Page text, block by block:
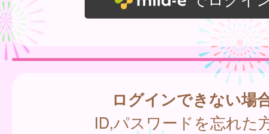
ログインできない場
ID,パスワードを忘れた